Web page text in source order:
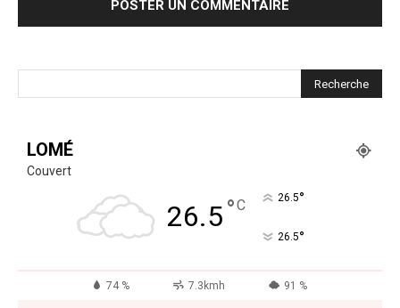
LOMÉ
Couvert
26.5°C 26.5°
26.5°
74 % 7.3kmh 91 %